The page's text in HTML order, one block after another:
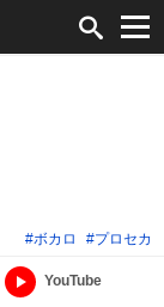
#ボカロ
#プロセカ
YouTube